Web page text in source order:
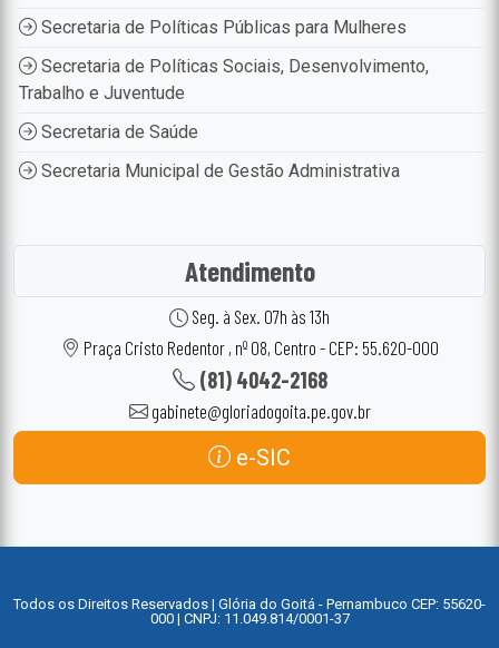
Secretaria de Políticas Públicas para Mulheres
Secretaria de Políticas Sociais, Desenvolvimento,
Trabalho e Juventude
Secretaria de Saúde
Secretaria Municipal de Gestão Administrativa
Atendimento
Seg. à Sex. 07h às 13h
Praça Cristo Redentor , nº 08, Centro - CEP: 55.620-000
(81) 4042-2168
gabinete@gloriadogoita.pe.gov.br
e-SIC
Todos os Direitos Reservados | Glória do Goitá - Pernambuco CEP: 55620-
000 | CNPJ: 11.049.814/0001-37